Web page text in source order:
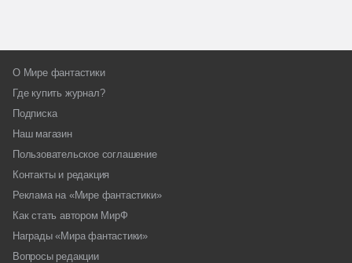
О Мире фантастики
Где купить журнал?
Подписка
Наш магазин
Пользовательское соглашение
Контакты и редакция
Реклама на «Мире фантастики»
Как стать автором МирФ
Награды «Мира фантастики»
Вопросы редакции